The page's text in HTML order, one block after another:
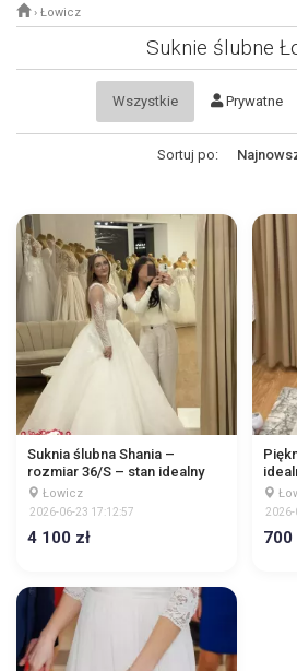
› Łowicz
Suknie ślubne
Wszystkie Prywatne
Sortuj po:
Suknia ślubna Shania –
rozmiar 36/S – stan idealny
Łowicz
2026-06-23 17:12:57
4 100 zł
2026-
700